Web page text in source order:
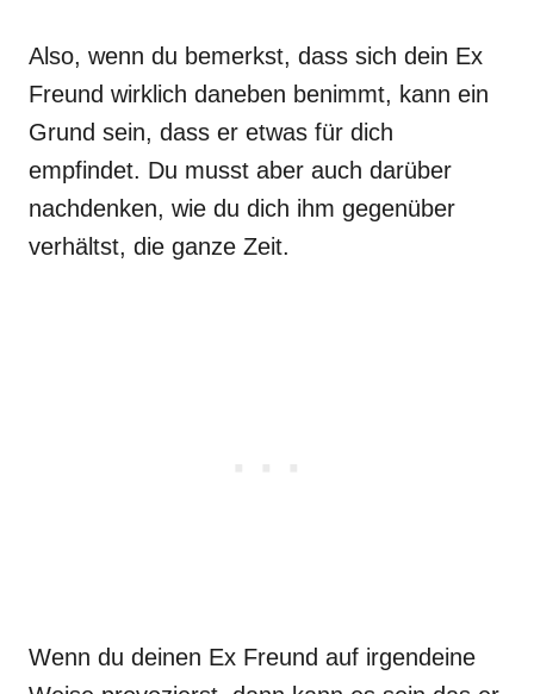
Also, wenn du bemerkst, dass sich dein Ex
Freund wirklich daneben benimmt, kann ein
Grund sein, dass er etwas für dich
empfindet. Du musst aber auch darüber
nachdenken, wie du dich ihm gegenüber
verhältst, die ganze Zeit.
Wenn du deinen Ex Freund auf irgendeine